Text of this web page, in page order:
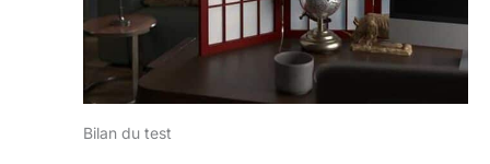
Bilan du test